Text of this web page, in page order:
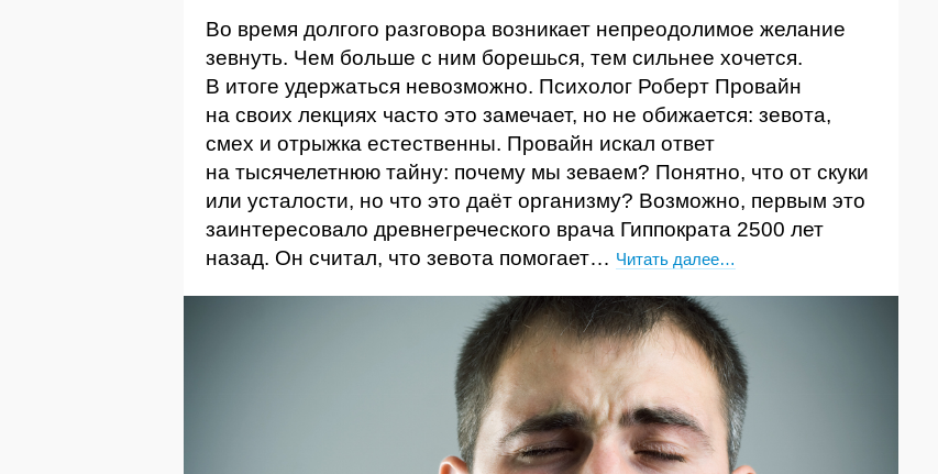
Во время долгого разговора возникает непреодолимое желание
зевнуть. Чем больше с ним борешься, тем сильнее хочется.
В итоге удержаться невозможно. Психолог Роберт Провайн
на своих лекциях часто это замечает, но не обижается: зевота,
смех и отрыжка естественны. Провайн искал ответ
на тысячелетнюю тайну: почему мы зеваем? Понятно, что от скуки
или усталости, но что это даёт организму? Возможно, первым это
заинтересовало древнегреческого врача Гиппократа 2500 лет
назад. Он считал, что зевота помогает… Читать далее…